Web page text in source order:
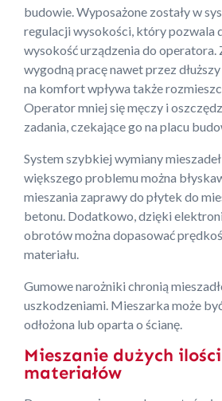
budowie. Wyposażone zostały w
regulacji wysokości, który pozwala
wysokość urządzenia do operatora.
wygodną pracę nawet przez
na komfort wpływa także
Operator mniej się męczy i
zadania, czekające go na placu
System szybkiej wymiany
większego problemu można
mieszania zaprawy do płytek do
betonu. Dodatkowo, dzięki
obrotów można dopasować
materiału.
Gumowe narożniki chronią
uszkodzeniami. Mieszarka może
odłożona lub oparta o ścianę.
Mieszanie dużych
materiałów